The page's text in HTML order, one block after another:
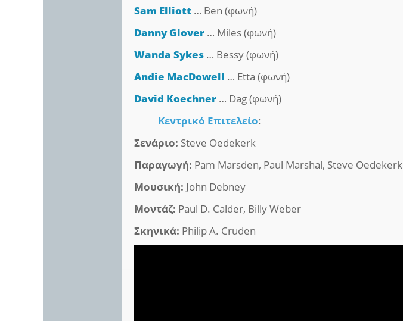
Sam Elliott … Ben (φωνή)
Danny Glover … Miles (φωνή)
Wanda Sykes … Bessy (φωνή)
Andie MacDowell … Etta (φωνή)
David Koechner … Dag (φωνή)
Κεντρικό Επιτελείο:
Σενάριο: Steve Oedekerk
Παραγωγή: Pam Marsden, Paul Marshal, Steve Oedekerk
Μουσική: John Debney
Μοντάζ: Paul D. Calder, Billy Weber
Σκηνικά: Philip A. Cruden